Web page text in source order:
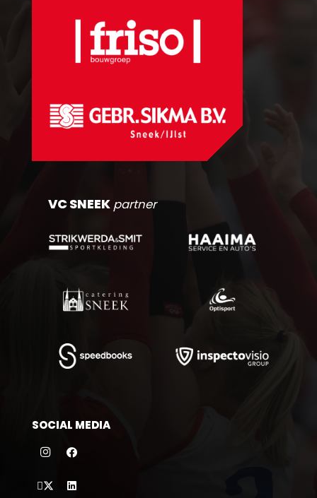
VC SNEEK partner
SOCIAL MEDIA